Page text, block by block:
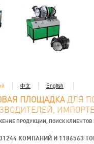
中文 English
ПЛОЩАДКА ДЛЯ
ПРОДУКЦИИ, ПОИСК КЛИЕНТОВ
КОМПАНИЙ И 1186563